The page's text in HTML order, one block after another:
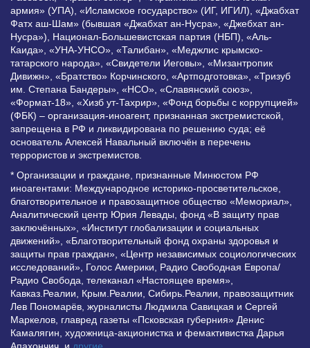
армия» (УПА), «Исламское государство» (ИГ, ИГИЛ), «Джабхат
Фатх аш-Шам» (бывшая «Джабхат ан-Нусра», «Джебхат ан-
Нусра»), Национал-Большевистская партия (НБП), «Аль-
Каида», «УНА-УНСО», «Талибан», «Меджлис крымско-
татарского народа», «Свидетели Иеговы», «Мизантропик
Дивижн», «Братство» Корчинского, «Артподготовка», «Тризуб
им. Степана Бандеры», «НСО», «Славянский союз»,
«Формат-18», «Хизб ут-Тахрир», «Фонд борьбы с коррупцией»
(ФБК) – организация-иноагент, признанная экстремистской,
запрещена в РФ и ликвидирована по решению суда; её
основатель Алексей Навальный включён в перечень
террористов и экстремистов.
* Организации и граждане, признанные Минюстом РФ
иноагентами: Международное историко-просветительское,
благотворительное и правозащитное общество «Мемориал»,
Аналитический центр Юрия Левады, фонд «В защиту прав
заключённых», «Институт глобализации и социальных
движений», «Благотворительный фонд охраны здоровья и
защиты прав граждан», «Центр независимых социологических
исследований», Голос Америки, Радио Свободная Европа/
Радио Свобода, телеканал «Настоящее время»,
Кавказ.Реалии, Крым.Реалии, Сибирь.Реалии, правозащитник
Лев Пономарёв, журналисты Людмила Савицкая и Сергей
Маркелов, главред газеты «Псковская губерния» Денис
Камалягин, художница-акционистка и фемактивистка Дарья
Апахончич. и другие